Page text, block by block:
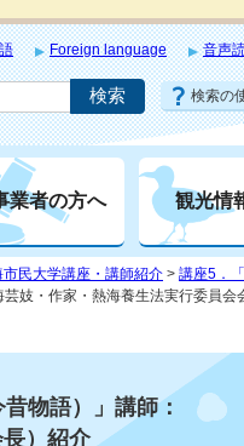
Foreign language 音声
検索の
業者の方へ 観光情
民大学講座・講師紹介 > 講座5．
妓・作家・熱海養生法実行委員会
物語）」講師：
）紹介